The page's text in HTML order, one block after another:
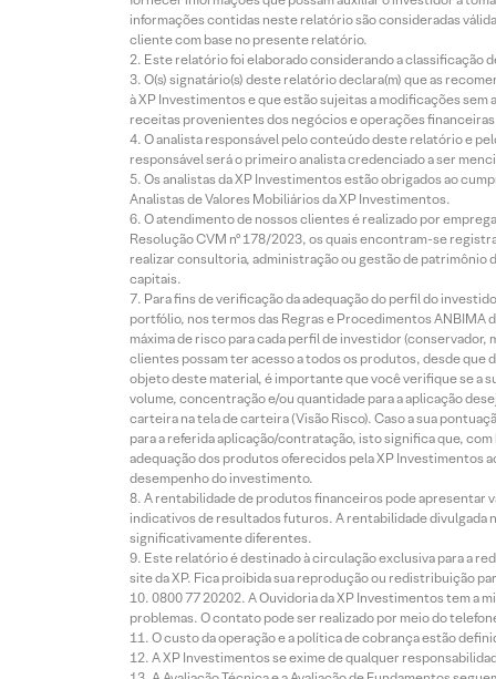
informações contidas neste relatório são consideradas
cliente com base no presente relatório.
Este relatório foi elaborado considerando a classificação
O(s) signatário(s) deste relatório declara(m) que as
à XP Investimentos e que estão sujeitas a modificações
receitas provenientes dos negócios e operações
O analista responsável pelo conteúdo deste relatório e
responsável será o primeiro analista credenciado a ser
Os analistas da XP Investimentos estão obrigados ao
Analistas de Valores Mobiliários da XP Investimentos.
O atendimento de nossos clientes é realizado por
Resolução CVM nº 178/2023, os quais encontram-se
realizar consultoria, administração ou gestão de patrimônio
capitais.
Para fins de verificação da adequação do perfil do
portfólio, nos termos das Regras e Procedimentos
máxima de risco para cada perfil de investidor
clientes possam ter acesso a todos os produtos, desde que
objeto deste material, é importante que você verifique se a
volume, concentração e/ou quantidade para a aplicação
carteira na tela de carteira (Visão Risco). Caso a sua
para a referida aplicação/contratação, isto significa que,
adequação dos produtos oferecidos pela XP Investimentos
desempenho do investimento.
A rentabilidade de produtos financeiros pode apresentar
indicativos de resultados futuros. A rentabilidade divulgada
significativamente diferentes.
Este relatório é destinado à circulação exclusiva para a
site da XP. Fica proibida sua reprodução ou redistribuição
0800 77 20202. A Ouvidoria da XP Investimentos tem a
problemas. O contato pode ser realizado por meio do
O custo da operação e a política de cobrança estão
A XP Investimentos se exime de qualquer